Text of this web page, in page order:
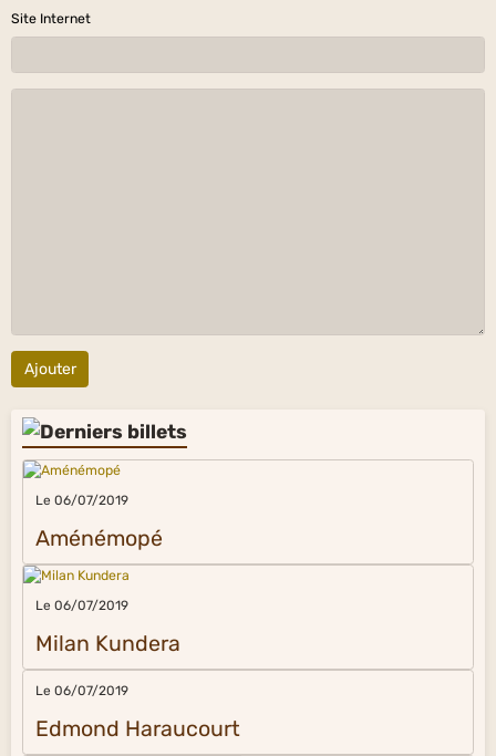
Site Internet
Ajouter
Le 06/07/2019
Aménémopé
Le 06/07/2019
Milan Kundera
Le 06/07/2019
Edmond Haraucourt